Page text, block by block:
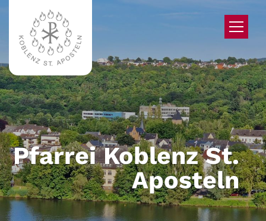
Zum Inhalt springen
Pfarrei Koblenz St.
Aposteln